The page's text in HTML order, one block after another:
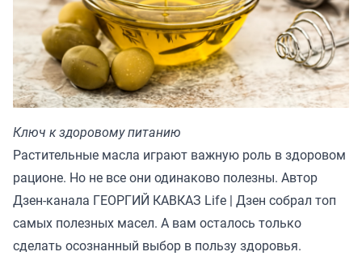
Ключ к здоровому питанию
Растительные масла играют важную роль в здоровом
рационе. Но не все они одинаково полезны. Автор
Дзен-канала ГЕОРГИЙ КАВКАЗ Life | Дзен собрал топ
самых полезных масел. А вам осталось только
сделать осознанный выбор в пользу здоровья.